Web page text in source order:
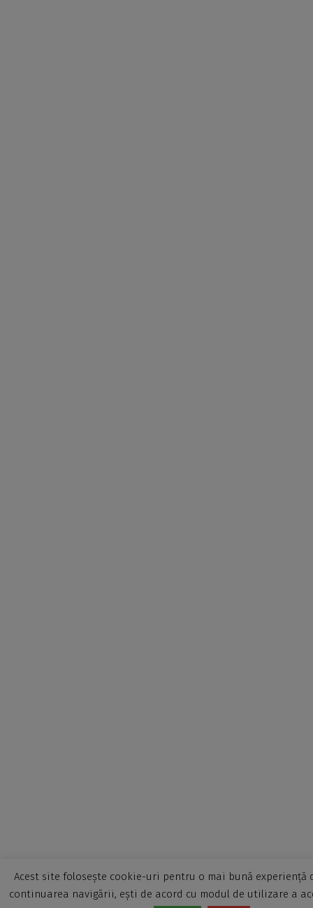
Acest site folosește cookie-uri pentru o mai bună experiență
continuarea navigării, ești de acord cu modul de utilizare a